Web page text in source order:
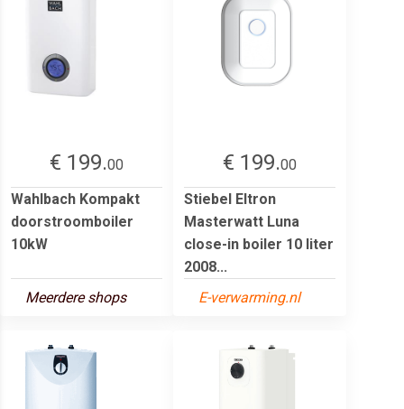
€ 199.00
Wahlbach Kompakt
doorstroomboiler
10kW
Meerdere shops
€ 199.00
Stiebel Eltron
Masterwatt Luna
close-in boiler 10 liter
2008...
E-verwarming.nl